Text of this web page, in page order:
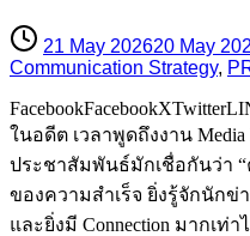
21 May 202620 May
Communication Strategy,
ในอดีต เวลาพูดถึงงาน Media
ประชาสัมพันธ์มักเชื่อกันว่า
ของความสำเร็จ ยิ่งรู้จักนัก
และยิ่งมี Connection มากเท่